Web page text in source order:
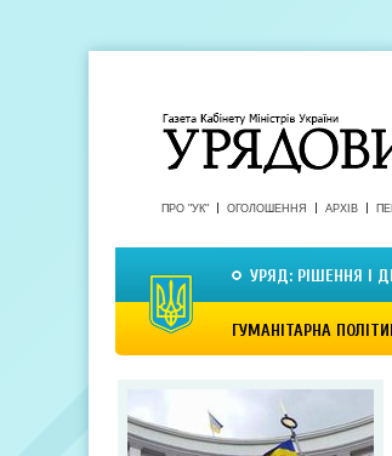
ПРО "УК" ОГОЛОШЕННЯ АРХІВ
УРЯД: РІШЕННЯ І
ГУМАНІТАРНА